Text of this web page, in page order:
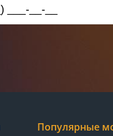
Популярные